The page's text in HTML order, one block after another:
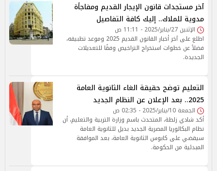
آخر مستجدات قانون الإيجار القديم ومفاجأة
مدوية للملاك.. إليك كافة التفاصيل
الإثنين 27/يناير/2025 - 11:11 ص
اطلع على آخر أخبار القانون القديم 2025 وموعد تطبيقه،
فضلاً عن خطوات استخراج التراخيص وفقًا للتعديلات
الجديدة.
التعليم توضح حقيقة الغاء الثانوية العامة
2025.. بعد الإعلان عن النظام الجديد
الجمعة 10/يناير/2025 - 02:35 ص
أكد شادي زلطة، المتحدث باسم وزارة التربية والتعليم، أن
نظام البكالوريا المصرية الجديد بديل للثانوية العامة
سيقضي على كابوس الثانوية العامة، بعد الموافقة
المبدئية من الحكومة.